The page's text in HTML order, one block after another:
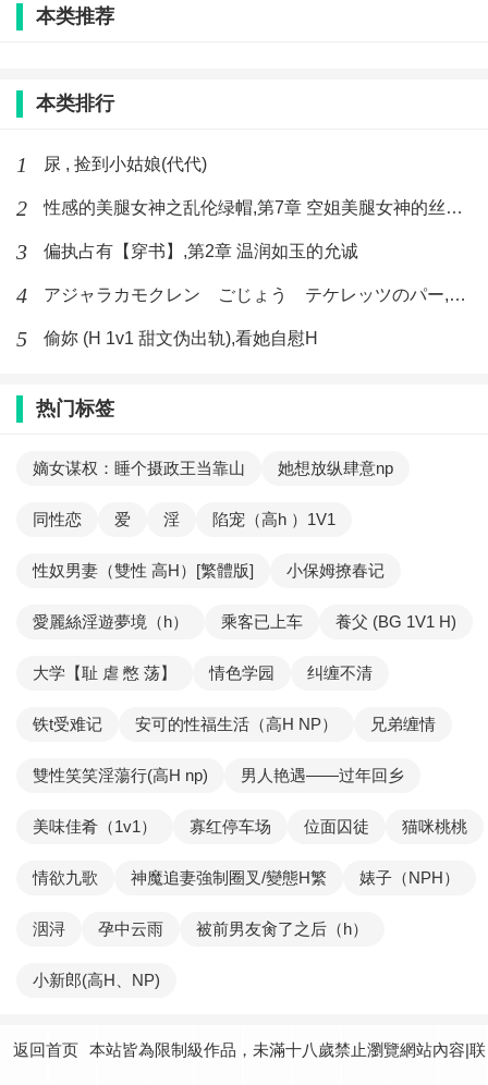
本类推荐
本类排行
1 尿 , 捡到小姑娘(代代)
2 性感的美腿女神之乱伦绿帽,第7章 空姐美腿女神的丝袜足交
3 偏执占有【穿书】,第2章 温润如玉的允诚
4 アジャラカモクレン ごじょう テケレッツのパー,【No. 42 Rube Goldberg Machine】十四
5 偷妳 (H 1v1 甜文伪出轨),看她自慰H
热门标签
嫡女谋权：睡个摄政王当靠山 她想放纵肆意np
同性恋 爱 淫 陷宠（高h ）1V1
性奴男妻（雙性 高H）[繁體版] 小保姆撩春记
愛麗絲淫遊夢境（h） 乘客已上车 養父 (BG 1V1 H)
大学【耻 虐 憋 荡】 情色学园 纠缠不清
铁t受难记 安可的性福生活（高H NP） 兄弟缠情
雙性笑笑淫蕩行(高H np) 男人艳遇——过年回乡
美味佳肴（1v1） 寡红停车场 位面囚徒 猫咪桃桃
情欲九歌 神魔追妻強制圈叉/變態H繁 婊子（NPH）
洇浔 孕中云雨 被前男友肏了之后（h）
小新郎(高H、NP)
返回首页 本站皆為限制級作品，未滿十八歲禁止瀏覽網站內容|联